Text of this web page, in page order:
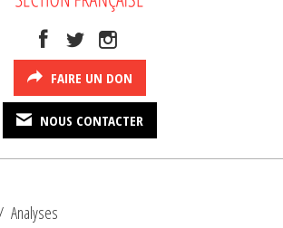
FAIRE UN DON
NOUS CONTACTER
Analyses